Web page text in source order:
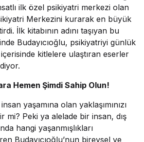
ilk özel psikiyatri merkezi olan
Merkezini kurarak en büyük
İlk kitabının adını taşıyan bu
Budayıcıoğlu, psikiyatriyi günlük
kitlelere ulaştıran eserler
Hemen Şimdi Sahip Olun!
yaşamına olan yaklaşımınızı
mi? Peki ya alelade bir insan, dış
hangi yaşanmışlıkları
Budayıcıoğlu’nun bireysel ve